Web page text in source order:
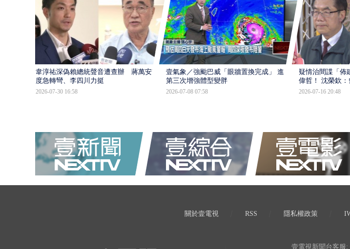
韋淳祐深偽賴總統聲音遭查辦 蔣萬安態
度急轉彎、李四川力挺
2026-07-30 16:58
壹氣象／強颱巴威「眼牆置換完成」 進入
第三次增強體型變胖
2026-07-08 07:58
疑情治間諜「佈
偉哲！ 沈榮欽
2026-07-16 20:48
關於壹電視 RSS 隱私權政策
壹電視新聞台客服: